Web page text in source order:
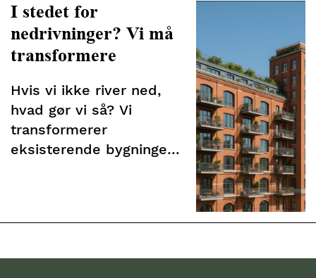
I stedet for
nedrivninger? Vi må
transformere
Hvis vi ikke river ned,
hvad gør vi så? Vi
transformerer
eksisterende bygninger